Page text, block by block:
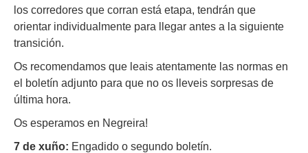
los corredores que corran está etapa, tendrán que
orientar individualmente para llegar antes a la siguiente
transición.
Os recomendamos que leais atentamente las normas en
el boletín adjunto para que no os lleveis sorpresas de
última hora.
Os esperamos en Negreira!
7 de xuño: Engadido o segundo boletín.